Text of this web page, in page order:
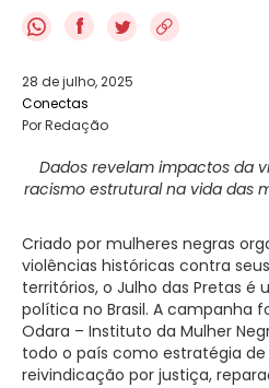
f
28 de julho, 2025
Conectas
Por Redação
Dados revelam impactos da
racismo estrutural na vida das
Criado por mulheres negras
violências históricas contra
territórios, o Julho das Pretas
política no Brasil. A campanha
Odara – Instituto da Mulher
todo o país como estratégia de
reivindicação por justiça,